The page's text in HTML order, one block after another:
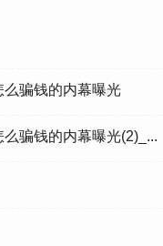
骗钱的内幕曝光
骗钱的内幕曝光(2)_...